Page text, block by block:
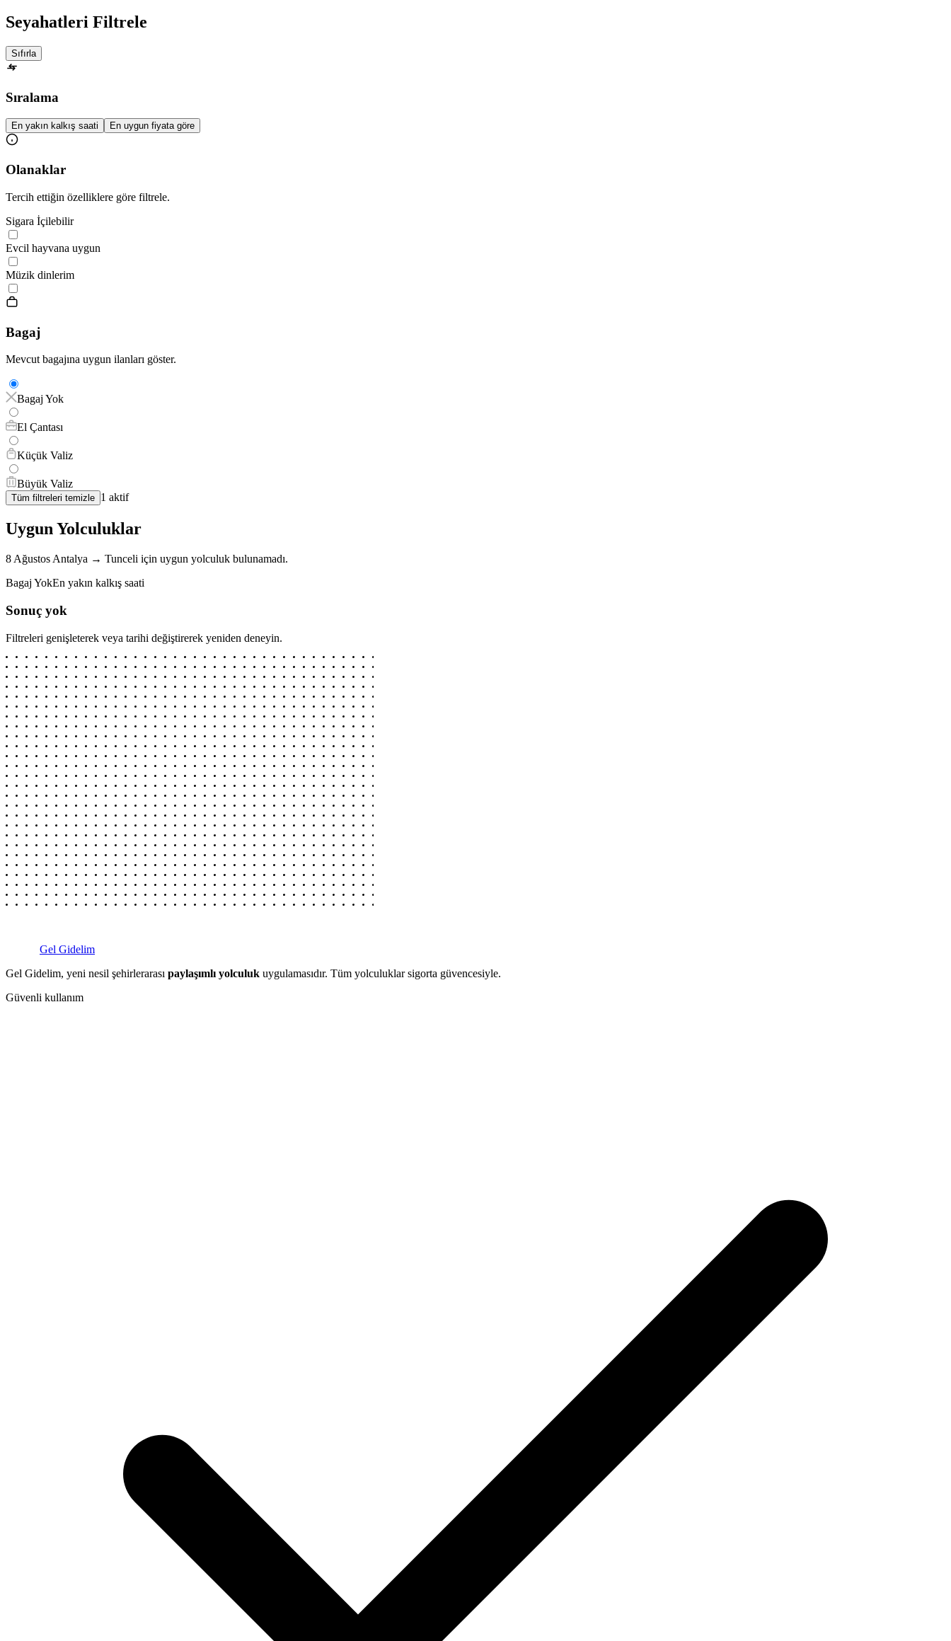
Seyahatleri Filtrele
Sıfırla
Sıralama
En yakın kalkış saati En uygun fiyata göre
Olanaklar
Tercih ettiğin özelliklere göre filtrele.
Sigara İçilebilir
Evcil hayvana uygun
Müzik dinlerim
Bagaj
Mevcut bagajına uygun ilanları göster.
Bagaj Yok
El Çantası
Küçük Valiz
Büyük Valiz
Tüm filtreleri temizle 1 aktif
Uygun Yolculuklar
8 Ağustos Antalya → Tunceli için uygun yolculuk bulunamadı.
Bagaj YokEn yakın kalkış saati
Sonuç yok
Filtreleri genişleterek veya tarihi değiştirerek yeniden deneyin.
Gel Gidelim
Gel Gidelim, yeni nesil şehirlerarası paylaşımlı yolculuk uygulamasıdır. Tüm yolculuklar sigorta güvencesiyle.
Güvenli kullanım